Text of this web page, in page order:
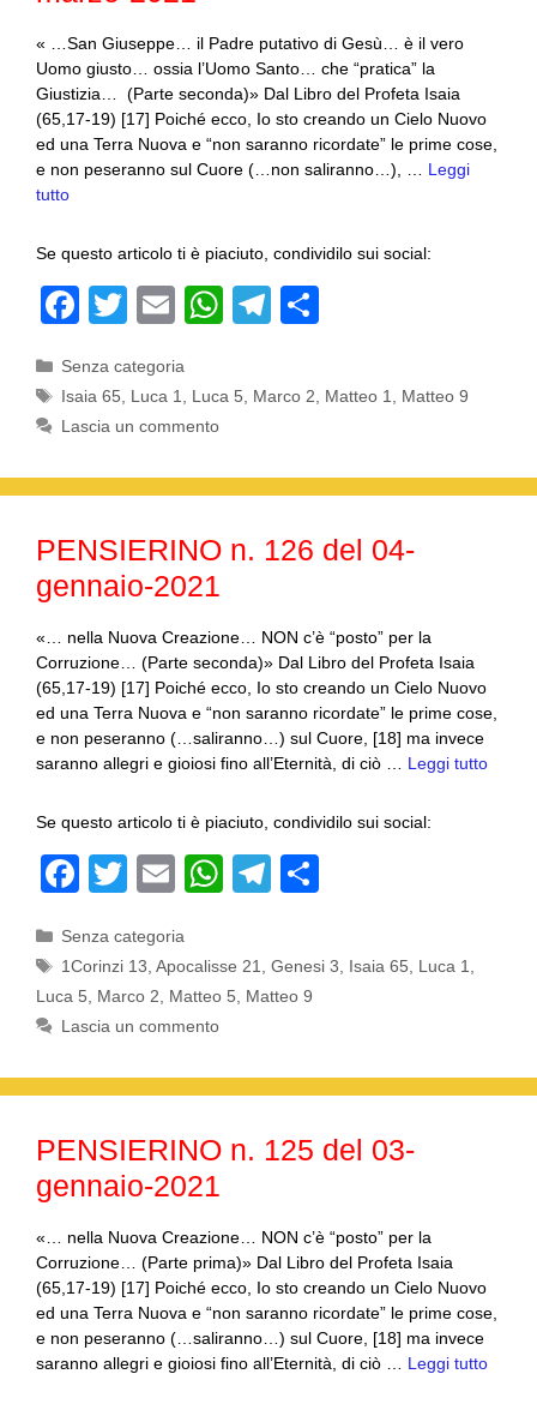
« …San Giuseppe… il Padre putativo di Gesù… è il vero
Uomo giusto… ossia l’Uomo Santo… che “pratica” la
Giustizia… (Parte seconda)» Dal Libro del Profeta Isaia
(65,17-19) [17] Poiché ecco, Io sto creando un Cielo Nuovo
ed una Terra Nuova e “non saranno ricordate” le prime cose,
e non peseranno sul Cuore (…non saliranno…), … Leggi
tutto
Se questo articolo ti è piaciuto, condividilo sui social:
F
c
e
o
o
k
T
tt
er
E
ail
W
at
p
p
T
m
n
di
Categorie
Senza categoria
Tag
Isaia 65, Luca 1, Luca 5, Marco 2, Matteo 1, Matteo 9
Lascia un commento
PENSIERINO n. 126 del 04-
gennaio-2021
«… nella Nuova Creazione… NON c’è “posto” per la
Corruzione… (Parte seconda)» Dal Libro del Profeta Isaia
(65,17-19) [17] Poiché ecco, Io sto creando un Cielo Nuovo
ed una Terra Nuova e “non saranno ricordate” le prime cose,
e non peseranno (…saliranno…) sul Cuore, [18] ma invece
saranno allegri e gioiosi fino all’Eternità, di ciò … Leggi tutto
Se questo articolo ti è piaciuto, condividilo sui social:
F
c
e
b
o
o
k
T
tt
er
E
ail
W
at
s
p
p
T
e
gr
m
n
di
di
Categorie
Senza categoria
Tag
1Corinzi 13 ,Apocalisse 21 ,Genesi 3 Isaia 65 Luca 1
Luca 5
Marco 2 Matteo 5
Matteo 9
Lascia un commento
PENSIERINO n. 125 del 03-
gennaio-2021
«… nella Nuova Creazione… NON c’è “posto” per la
Corruzione… (Parte prima)» Dal Libro del Profeta Isaia
(65,17-19) [17] Poiché ecco, Io sto creando un Cielo Nuovo
ed una Terra Nuova e “non saranno ricordate” le prime cose,
e non peseranno (…saliranno…) sul Cuore, [18] ma invece
saranno allegri e gioiosi fino all’Eternità, di ciò … Leggi tutto